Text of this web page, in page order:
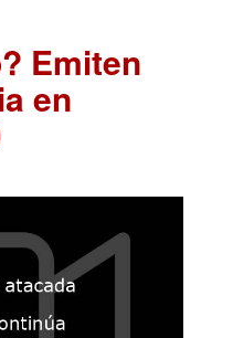
Emiten
en